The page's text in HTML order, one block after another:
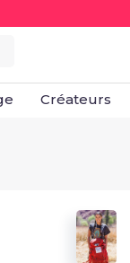
Créateurs